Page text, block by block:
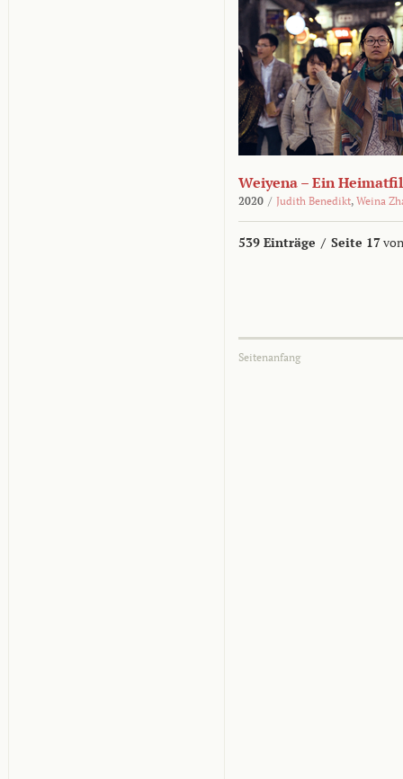
Weiyena – Ein
2020 / Judith Benedikt, Weina
539 Einträge / Seite 17
Seitenanfang